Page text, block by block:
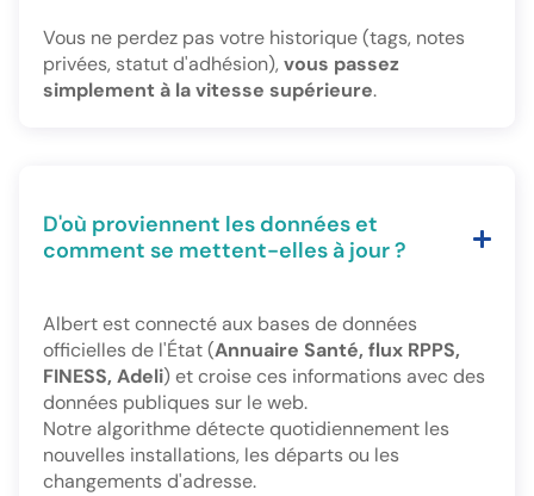
Vous ne perdez pas votre historique (tags, notes
privées, statut d'adhésion), vous passez
simplement à la vitesse supérieure.
D'où proviennent les données et
comment se mettent-elles à jour ?
Albert est connecté aux bases de données
officielles de l'État (Annuaire Santé, flux RPPS,
FINESS, Adeli) et croise ces informations avec des
données publiques sur le web.
Notre algorithme détecte quotidiennement les
nouvelles installations, les départs ou les
changements d'adresse.